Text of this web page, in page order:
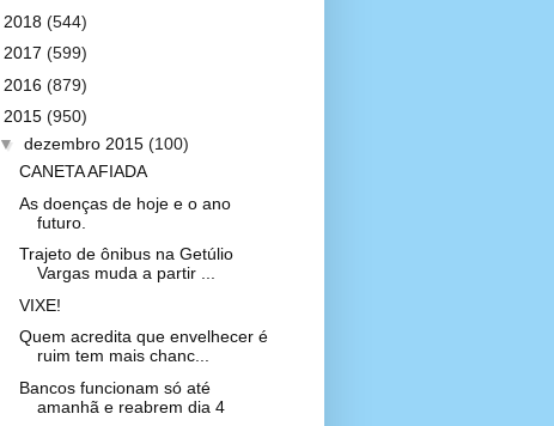
2018 (544)
2017 (599)
2016 (879)
2015 (950)
▼ dezembro 2015 (100)
CANETA AFIADA
As doenças de hoje e o ano
futuro.
Trajeto de ônibus na Getúlio
Vargas muda a partir ...
VIXE!
Quem acredita que envelhecer é
ruim tem mais chanc...
Bancos funcionam só até
amanhã e reabrem dia 4